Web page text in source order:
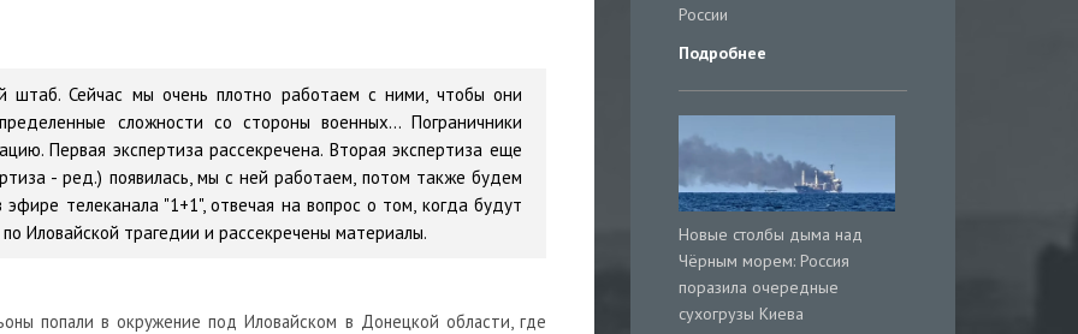
штаб. Сейчас мы очень плотно работаем с ними, чтобы они
сложности со стороны военных… Пограничники
Первая экспертиза рассекречена. Вторая экспертиза еще
- ред.) появилась, мы с ней работаем, потом также будем
эфире телеканала "1+1", отвечая на вопрос о том, когда будут
Иловайской трагедии и рассекречены материалы.
попали в окружение под Иловайском в Донецкой области, где
России
Подробнее
Новые столбы дыма над
Чёрным морем: Россия
поразила очередные
сухогрузы Киева